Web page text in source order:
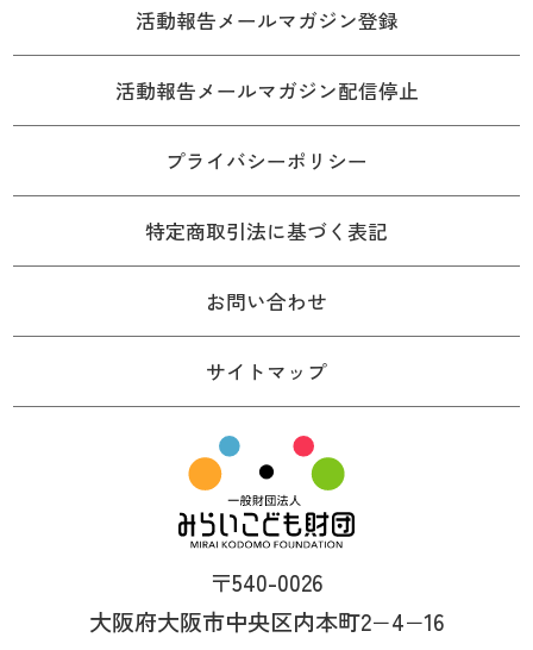
活動報告メールマガジン登録
活動報告メールマガジン配信停止
プライバシーポリシー
特定商取引法に基づく表記
お問い合わせ
サイトマップ
〒540-0026
大阪府大阪市中央区内本町2−4−16